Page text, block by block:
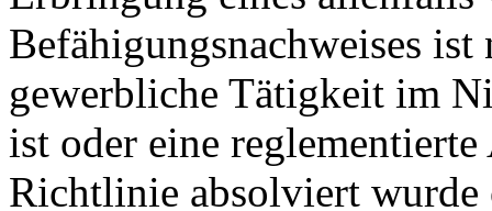
Befähigungsnachweises
gewerbliche Tätigkeit im
ist oder eine
Richtlinie absolviert wurde